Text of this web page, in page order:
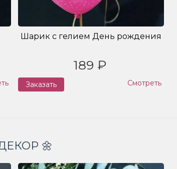
Шарик с гелием День рождения
189 ₽
Заказать Смотреть
🌼